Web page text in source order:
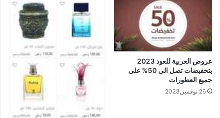
عروض العربية للعود 2023
بتخفيضات تصل الى 50% على
جميع العطورات
26 نوفمبر,2023